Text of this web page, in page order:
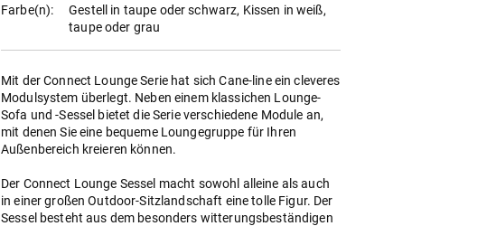
Farbe(n):
Gestell in taupe oder schwarz, Kissen in weiß,
taupe oder grau
Mit der Connect Lounge Serie hat sich Cane-line ein cleveres
Modulsystem überlegt. Neben einem klassichen Lounge-
Sofa und -Sessel bietet die Serie verschiedene Module an,
mit denen Sie eine bequeme Loungegruppe für Ihren
Außenbereich kreieren können.
Der Connect Lounge Sessel macht sowohl alleine als auch
in einer großen Outdoor-Sitzlandschaft eine tolle Figur. Der
Sessel besteht aus dem besonders witterungsbeständigen